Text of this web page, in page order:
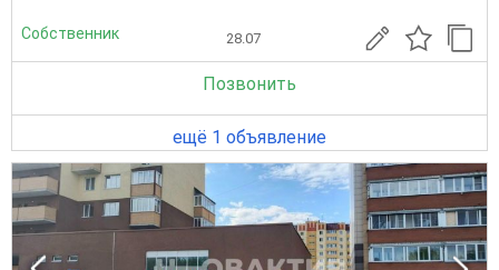
Собственник 28.07
Позвонить
ещё 1 объявление